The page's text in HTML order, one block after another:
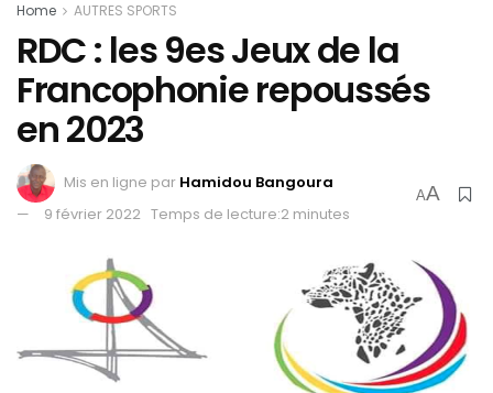
Home AUTRES SPORTS
RDC : les 9es Jeux de la
Francophonie repoussés
en 2023
Mis en ligne par Hamidou Bangoura
9 février 2022 Temps de lecture:2 minutes
AA